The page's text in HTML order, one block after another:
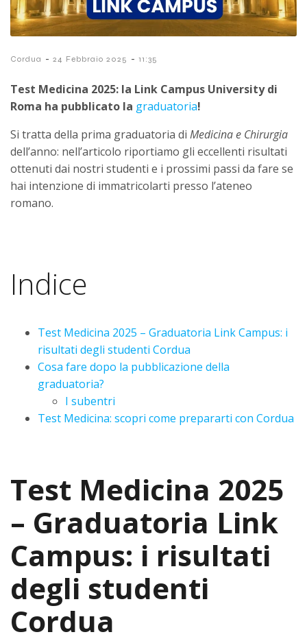
Cordua - 24 Febbraio 2025 - 11:35
Test Medicina 2025: la Link Campus University di
Roma ha pubblicato la graduatoria!
Si tratta della prima graduatoria di Medicina e Chirurgia
dell’anno: nell’articolo riportiamo gli eccellenti risultati
ottenuti dai nostri studenti e i prossimi passi da fare se
hai intenzione di immatricolarti presso l’ateneo
romano.
Indice
Test Medicina 2025 – Graduatoria Link Campus: i
risultati degli studenti Cordua
Cosa fare dopo la pubblicazione della
graduatoria?
I subentri
Test Medicina: scopri come prepararti con Cordua
Test Medicina 2025
– Graduatoria Link
Campus: i risultati
degli studenti
Cordua